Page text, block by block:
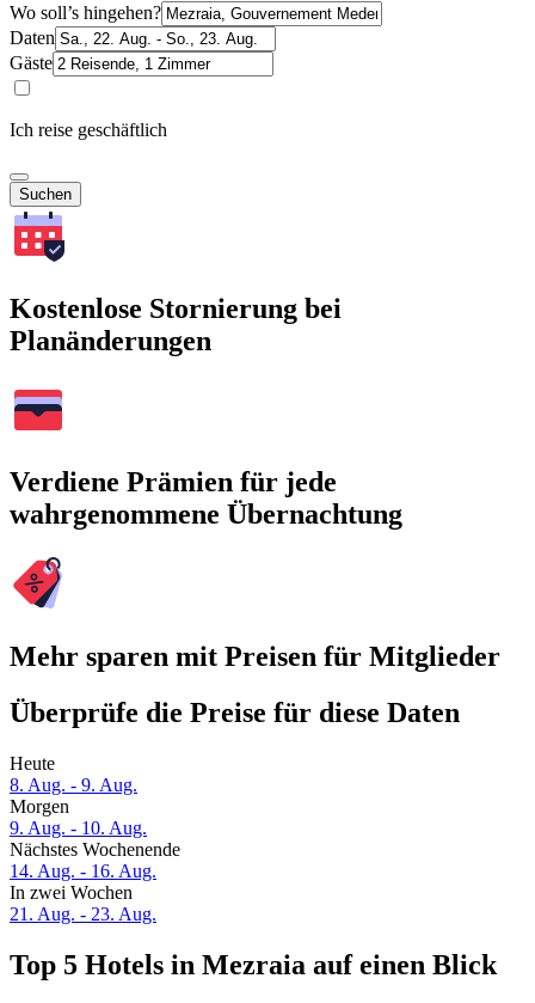
Wo soll’s hingehen?
Daten
Gäste
Ich reise geschäftlich
Suchen
Kostenlose Stornierung bei
Planänderungen
Verdiene Prämien für jede
wahrgenommene Übernachtung
Mehr sparen mit Preisen für Mitglieder
Überprüfe die Preise für diese Daten
Heute
8. Aug. - 9. Aug.
Morgen
9. Aug. - 10. Aug.
Nächstes Wochenende
14. Aug. - 16. Aug.
In zwei Wochen
21. Aug. - 23. Aug.
Top 5 Hotels in Mezraia auf einen Blick